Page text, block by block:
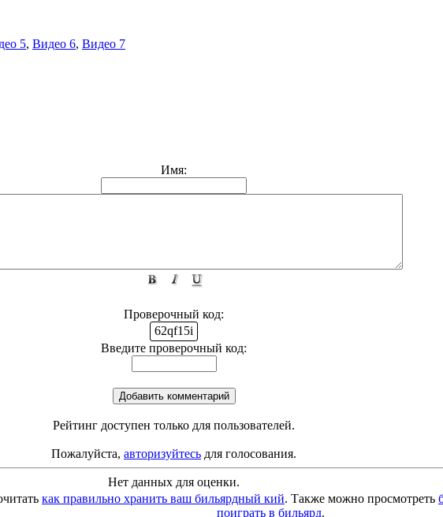
5, Видео 6, Видео 7
Имя:
Проверочный код:
qf1
Введите проверочный код:
Рейтинг доступен только для пользователей.
Пожалуйста, авторизуйтесь для голосования.
Нет данных для оценки.
как правильно хранить ваш бильярдный кий. Также можно просмотреть
поиграть в бильярд.